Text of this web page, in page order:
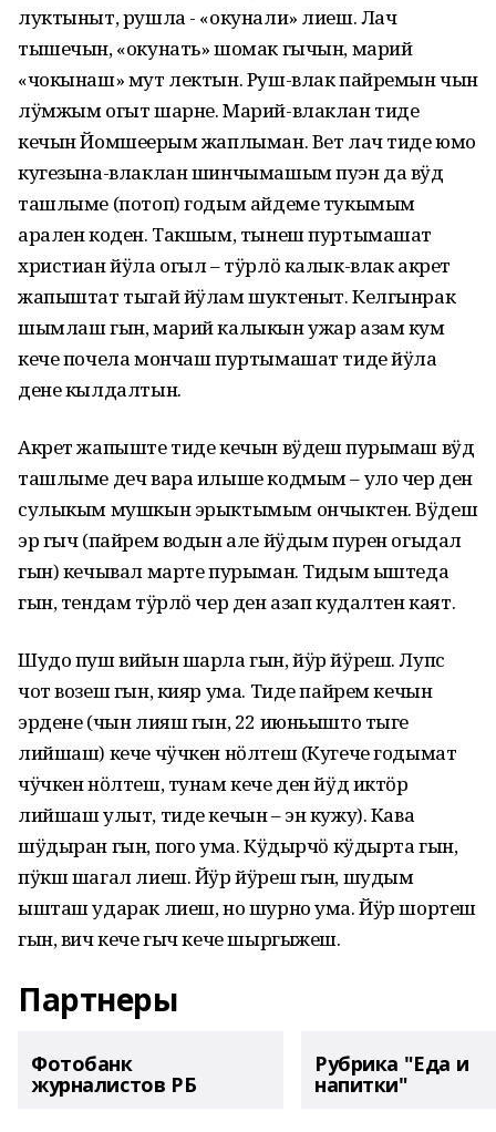
луктыныт, рушла - «окунали» лиеш. Лач
тышечын, «окунать» шомак гычын, марий
«чокынаш» мут лектын. Руш-влак пайремын чын
лӱмжым огыт шарне. Марий-влаклан тиде
кечын Йомшеҥерым жаплыман. Вет лач тиде юмо
кугезына-влаклан шинчымашым пуэн да вӱд
ташлыме (потоп) годым айдеме тукымым
арален коден. Такшым, тынеш пуртымашат
христиан йӱла огыл – тӱрлӧ калык-влак акрет
жапыштат тыгай йӱлам шуктеныт. Келгынрак
шымлаш гын, марий калыкын ужар азам кум
кече почела мончаш пуртымашат тиде йӱла
дене кылдалтын.
Акрет жапыште тиде кечын вӱдеш пурымаш вӱд
ташлыме деч вара илыше кодмым – уло чер ден
сулыкым мушкын эрыктымым ончыктен. Вӱдеш
эр гыч (пайрем водын але йӱдым пурен огыдал
гын) кечывал марте пурыман. Тидым ыштеда
гын, тендам тӱрлӧ чер ден азап кудалтен каят.
Шудо пуш вийын шарла гын, йӱр йӱреш. Лупс
чот возеш гын, кияр ума. Тиде пайрем кечын
эрдене (чын лияш гын, 22 июньышто тыге
лийшаш) кече чӱчкен нӧлтеш (Кугече годымат
чӱчкен нӧлтеш, тунам кече ден йӱд иктӧр
лийшаш улыт, тиде кечын – эн кужу). Кава
шӱдыран гын, поҥго ума. Кӱдырчӧ кӱдырта гын,
пӱкш шагал лиеш. Йӱр йӱреш гын, шудым
ышташ ударак лиеш, но шурно ума. Йӱр шортеш
гын, вич кече гыч кече шыргыжеш.
Партнеры
Фотобанк
журналистов РБ
Рубрика "Еда и
напитки"